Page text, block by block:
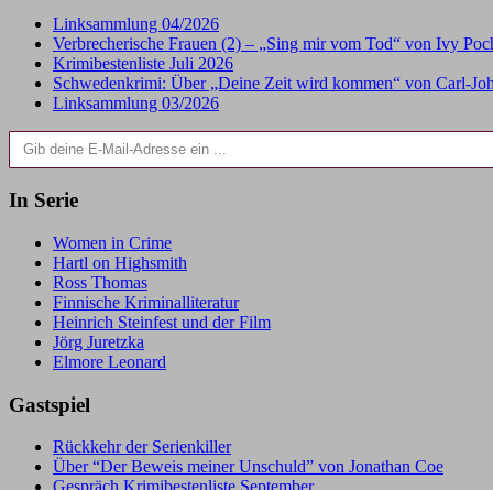
Linksammlung 04/2026
Verbrecherische Frauen (2) – „Sing mir vom Tod“ von Ivy
Krimibestenliste Juli 2026
Schwedenkrimi: Über „Deine Zeit wird kommen“ von Carl-
Linksammlung 03/2026
Gib deine E-Mail-Adresse ein ...
In Serie
Women in Crime
Hartl on Highsmith
Ross Thomas
Finnische Kriminalliteratur
Heinrich Steinfest und der Film
Jörg Juretzka
Elmore Leonard
Gastspiel
Rückkehr der Serienkiller
Über “Der Beweis meiner Unschuld” von Jonathan Coe